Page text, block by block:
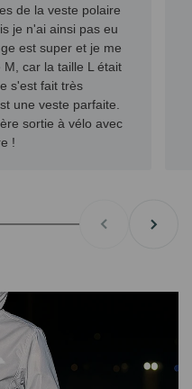
de la veste polaire
je n'ai ainsi pas eu
est super et je me
car la taille L était
s'est fait très
une veste parfaite.
sortie à vélo avec
!